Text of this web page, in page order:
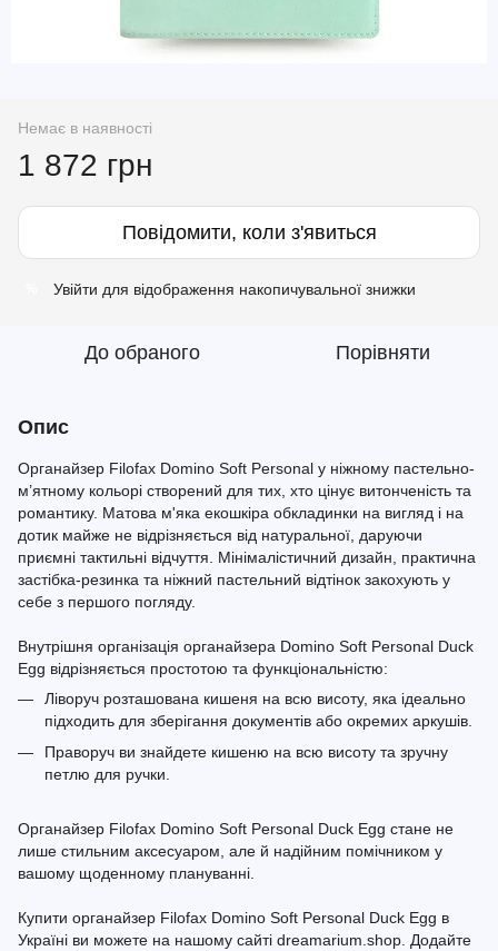
Немає в наявності
1 872 грн
Повідомити, коли з'явиться
Увійти для відображення накопичувальної знижки
До обраного Порівняти
Опис
Органайзер Filofax Domino Soft Personal у ніжному пастельно-
м’ятному кольорі створений для тих, хто цінує витонченість та
романтику. Матова м'яка екошкіра обкладинки на вигляд і на
дотик майже не відрізняється від натуральної, даруючи
приємні тактильні відчуття. Мінімалістичний дизайн, практична
застібка-резинка та ніжний пастельний відтінок закохують у
себе з першого погляду.
Внутрішня організація органайзера Domino Soft Personal Duck
Egg відрізняється простотою та функціональністю:
Ліворуч розташована кишеня на всю висоту, яка ідеально
підходить для зберігання документів або окремих аркушів.
Праворуч ви знайдете кишеню на всю висоту та зручну
петлю для ручки.
Органайзер Filofax Domino Soft Personal Duck Egg стане не
лише стильним аксесуаром, але й надійним помічником у
вашому щоденному плануванні.
Купити органайзер Filofax Domino Soft Personal Duck Egg в
Україні ви можете на нашому сайті dreamarium.shop. Додайте